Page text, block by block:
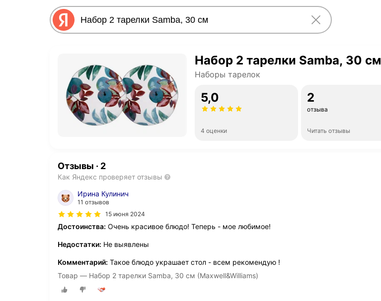
Набор 2 тарелки Samba, 30 см
Наборы тарелок
5,0
4 оценки
2
отзыва
Читать отзывы
Отзывы · 2
Как Яндекс проверяет отзывы
Ирина Кулинич
11 отзывов
15 июня 2024
Достоинства: Очень красивое блюдо! Теперь - мое любимое!
Недостатки: Не выявлены
Комментарий: Такое блюдо украшает стол - всем рекомендую !
Товар — Набор 2 тарелки Samba, 30 см (Maxwell&Williams)